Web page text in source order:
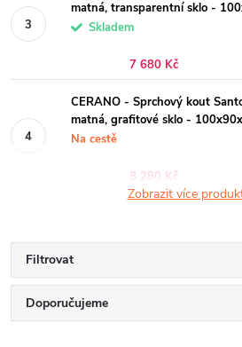
matná, transparentní sklo -
Skladem
7 680 Kč
CERANO - Sprchový kout
matná, grafitové sklo -
Na cestě
8 280 Kč
Zobrazit více
Filtrovat
ŘDoporučujeme